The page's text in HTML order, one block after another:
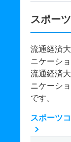
スポー
流通経済
ニケーシ
流通経済
ニケーシ
です。
スポーツ